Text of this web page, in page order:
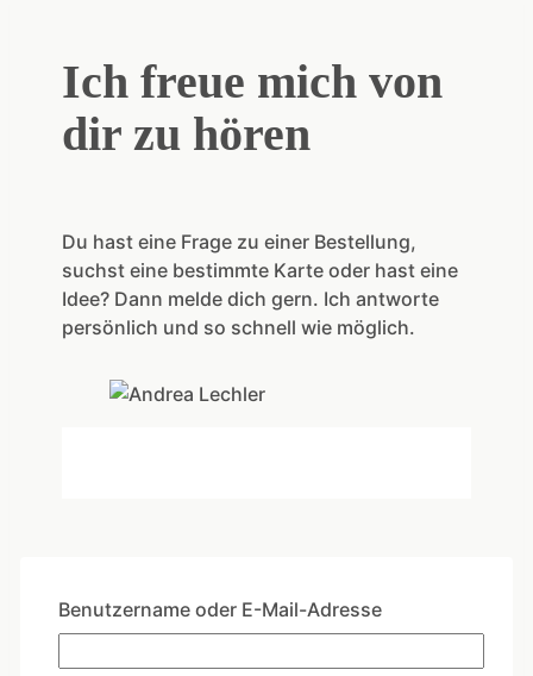
Ich freue mich von
dir zu hören
Du hast eine Frage zu einer Bestellung,
suchst eine bestimmte Karte oder hast eine
Idee? Dann melde dich gern. Ich antworte
persönlich und so schnell wie möglich.
Kontaktdaten auf einen Blick
Benutzername oder E-Mail-Adresse